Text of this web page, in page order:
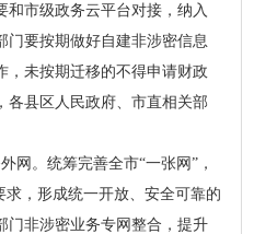
和市级政务云平台对接，纳入
门要按期做好自建非涉密信息
，未按期迁移的不得申请财政
各县区人民政府、市直相关部
网。统筹完善全市“一张网”，
求，形成统一开放、安全可靠的
门非涉密业务专网整合，提升